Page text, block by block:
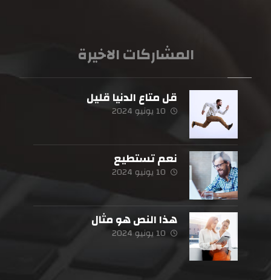
المشاركات الاخيرة
قل متاع الدنيا قليل
10 يونيو 2024
نعم تستطيع
10 يونيو 2024
هذا النص هو مثال
10 يونيو 2024